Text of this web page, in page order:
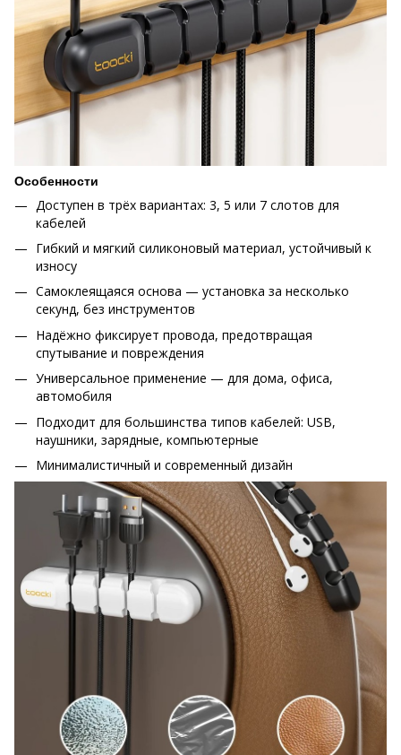
Особенности
Доступен в трёх вариантах: 3, 5 или 7 слотов для
кабелей
Гибкий и мягкий силиконовый материал, устойчивый к
износу
Самоклеящаяся основа — установка за несколько
секунд, без инструментов
Надёжно фиксирует провода, предотвращая
спутывание и повреждения
Универсальное применение — для дома, офиса,
автомобиля
Подходит для большинства типов кабелей: USB,
наушники, зарядные, компьютерные
Минималистичный и современный дизайн